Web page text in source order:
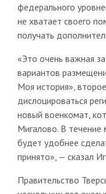
федерального
не хватает своего
получать
«Это очень важная
вариантов
Моя история»,
дислоцироваться
новый военкомат,
Мигалово. В течение
будет удобнее
принято», — сказал
Правительство